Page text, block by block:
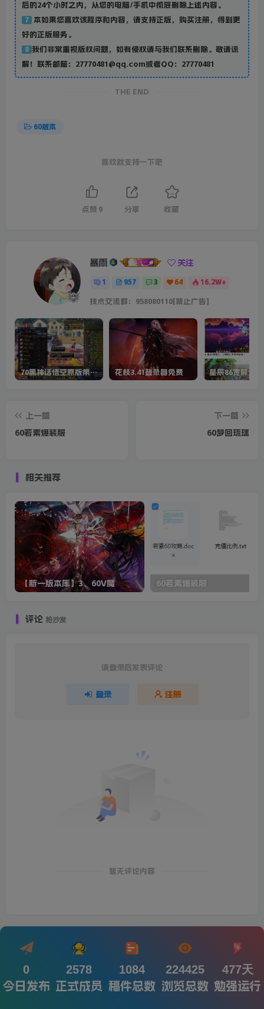
后的24个小时之内，从您的电脑/手机中彻底删除上述内容。
7 本如果您喜欢该程序和内容，请支持正版，购买注册，得到更
好的正版服务。
8 我们非常重视版权问题，如有侵权请与我们联系删除。敬请谅
解！联系邮箱：27770481@qq.com或者QQ：27770481
THE END
60版本
喜欢就支持一下吧
点赞 9 分享 收藏
暴雨 关注
1 957 3 64 16.2W+
技术交流群：958080110[禁止广告]
70黑神话悟空原版带cdk等全套文件 花枝3.41登录器免费 星辰86宽屏全套
上一篇
60若素爆装服
下一篇
60梦回琉璃
相关推荐
【新一版本库】3、60V魔 60若素爆装服
评论 抢沙发
请登录后发表评论
登录 注册
暂无评论内容
0
今日发布
2578
正式成员
1084
稿件总数
224425
浏览总数
477天
勉强运行